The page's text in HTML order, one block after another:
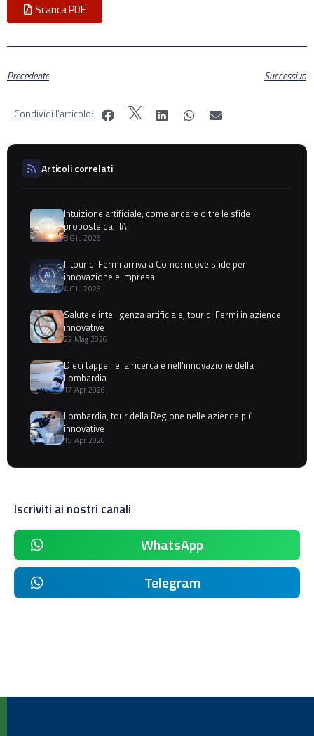
Scarica PDF
Precedente Successivo
Condividi l'articolo:
Articoli correlati
Intuizione artificiale, come andare oltre le sfide
proposte dall'IA
8 Giu 2026
Il tour di Fermi arriva a Como: nuove sfide per
innovazione e impresa
4 Giu 2026
Salute e intelligenza artificiale, tour di Fermi in aziende
innovative
22 Mag 2026
Dieci tappe nella ricerca e nell'innovazione della
Lombardia
17 Apr 2026
Lombardia, tour della Regione nelle aziende più
innovative
15 Apr 2026
Iscriviti ai nostri canali
WhatsApp
Telegram